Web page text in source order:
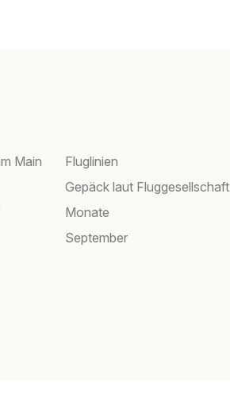
Main
Fluglinien
Gepäck laut Fluggesellschaft
Monate
September